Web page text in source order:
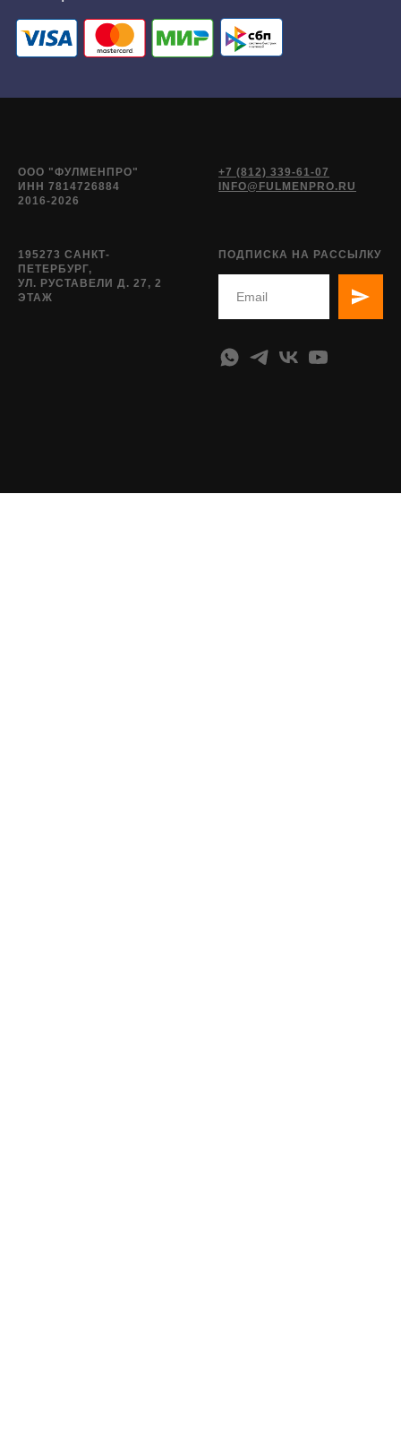
ООО "ФУЛМЕНПРО"
ИНН 7814726884
2016-2026
+7 (812) 339-61-07
INFO@FULMENPRO.RU
195273 САНКТ-
ПЕТЕРБУРГ,
УЛ. РУСТАВЕЛИ Д. 27, 2
ЭТАЖ
ПОДПИСКА НА РАССЫЛКУ